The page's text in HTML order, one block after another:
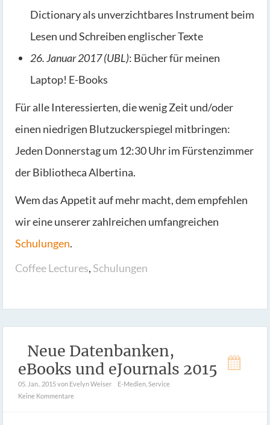
Dictionary als unverzichtbares Instrument beim
Lesen und Schreiben englischer Texte
26. Januar 2017 (UBL): Bücher für meinen
Laptop! E-Books
Für alle Interessierten, die wenig Zeit und/oder
einen niedrigen Blutzuckerspiegel mitbringen:
Jeden Donnerstag um 12:30 Uhr im Fürstenzimmer
der Bibliotheca Albertina.
Wem das Appetit auf mehr macht, dem empfehlen
wir eine unserer zahlreichen umfangreichen
Schulungen.
Coffee Lectures, Schulungen
Neue Datenbanken,
eBooks und eJournals 2015
05. Jan.. 2015von Evelyn Weiser E-Medien Service
Keine Kommentare